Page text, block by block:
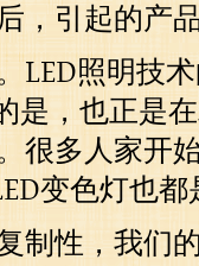
，引起的产
LED照明技
是，也正是
很多人家开
变色灯也都
制性，我们